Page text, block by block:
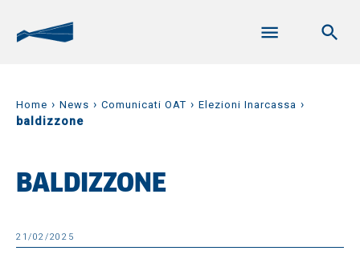
Home › News › Comunicati OAT › Elezioni Inarcassa ›
baldizzone
BALDIZZONE
21/02/2025